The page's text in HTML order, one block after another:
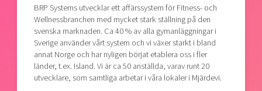
Reach out to us
Locations
BRP Systems utvecklar ett affärssystem för Fitness- och
Wellnessbranchen med mycket stark ställning på den
svenska marknaden. Ca 40 % av alla gymanläggningar i
Sverige använder vårt system och vi växer starkt i bland
annat Norge och har nyligen börjat etablera oss i fler
länder, t.ex. Island. Vi är ca 50 anställda, varav runt 20
utvecklare, som samtliga arbetar i våra lokaler i Mjärdevi.